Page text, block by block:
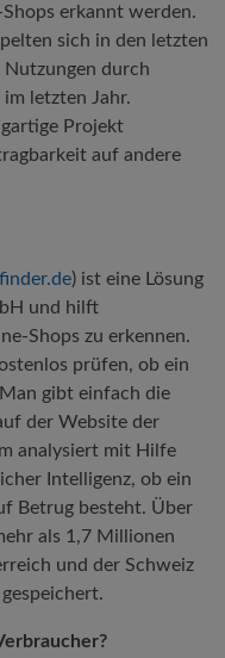
erkannt werden.
sich in den letzten
durch
letzten Jahr.
Projekt
auf andere
) ist eine Lösung
und hilft
Shops zu erkennen.
prüfen, ob ein
gibt einfach die
der Website der
analysiert mit Hilfe
Intelligenz, ob ein
Betrug besteht. Über
als 1,7 Millionen
und der Schweiz